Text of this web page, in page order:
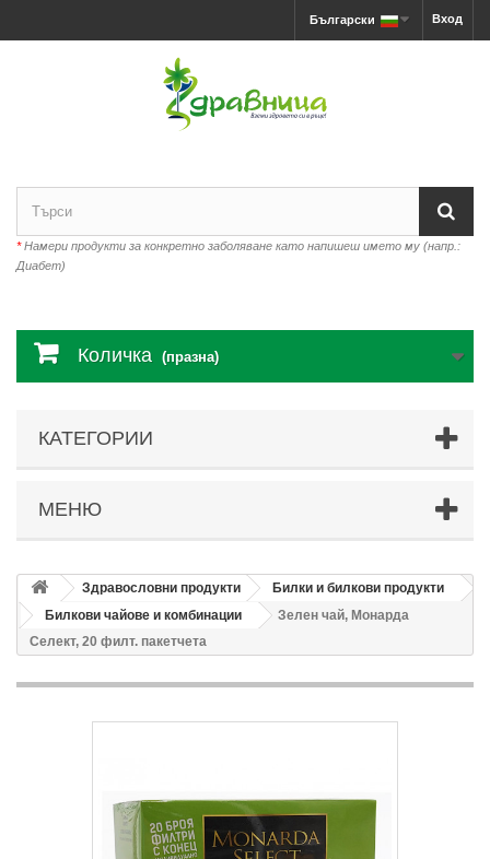
Вход
Български
*Намери продукти за конкретно заболяване като напишеш името му (напр.:
Диабет)
Количка (празна)
КАТЕГОРИИ
МЕНЮ
Здравословни продукти
Билки и билкови продукти
Билкови чайове и комбинации
Зелен чай, Монарда
Селект, 20 филт. пакетчета